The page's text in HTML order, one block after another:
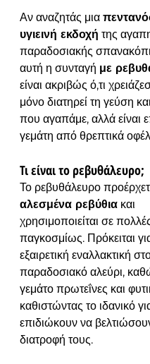
Αν αναζητάς μια
υγιεινή εκδοχή της
παραδοσιακής
αυτή η συνταγή με
είναι ακριβώς ό,τι
μόνο διατηρεί τη γεύση
που αγαπάμε, αλλά είναι
γεμάτη από θρεπτικά
Τι είναι το ρεβυθάλευρο;
Το ρεβυθάλευρο
αλεσμένα ρεβύθια και
χρησιμοποιείται σε
παγκοσμίως. Πρόκειται
εξαιρετική εναλλακτική
παραδοσιακό αλεύρι,
γεμάτο πρωτεΐνες και
καθιστώντας το ιδανικό
επιδιώκουν να
διατροφή τους.